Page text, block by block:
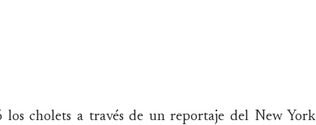
los cholets a través de un reportaje del New York